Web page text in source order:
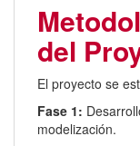
del
El proyecto se
Fase 1:
modelización.